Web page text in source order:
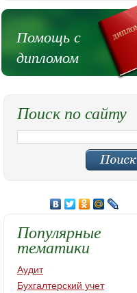
Помощь с
дипломом
Поиск по сайту
Популярные
тематики
Аудит
Бухгалтерский учет